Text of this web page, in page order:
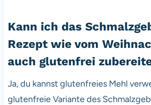
Kann ich das
Rezept wie vom
auch glutenfrei
Ja, du kannst glutenfreies Mehl
glutenfreie Variante des